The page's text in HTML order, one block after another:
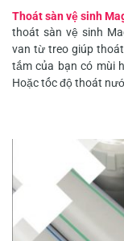
Thoát sàn vệ sinh
thoát sàn vệ sinh
van từ treo giúp
tắm của bạn có mùi
Hoặc tốc độ thoát